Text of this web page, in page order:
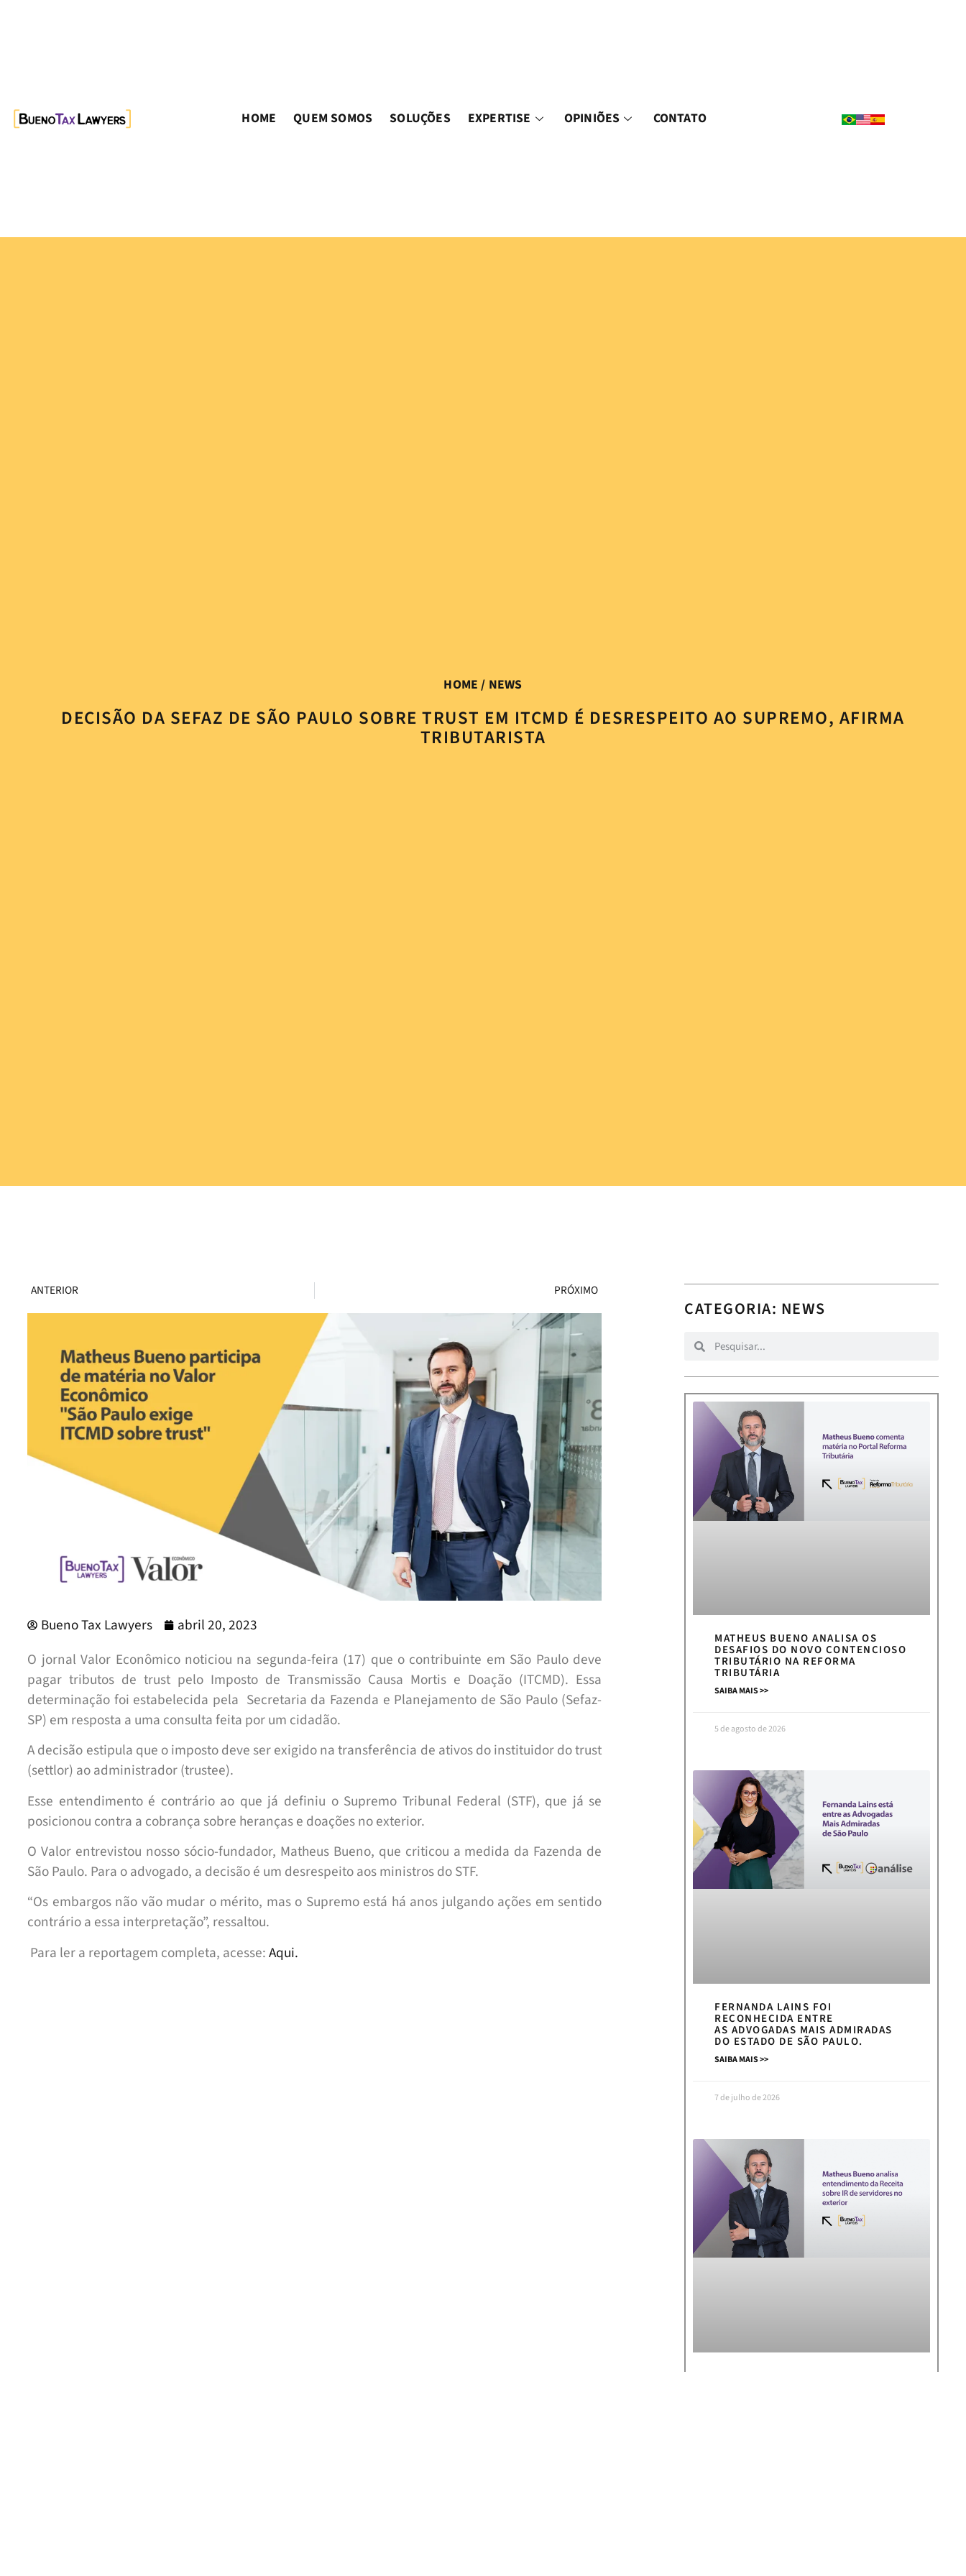
HOME QUEM SOMOS SOLUÇÕES EXPERTISE OPINIÕES CONTATO
HOME / NEWS
DECISÃO DA SEFAZ DE SÃO PAULO SOBRE TRUST EM ITCMD É DESRESPEITO AO SUPREMO, AFIRMA
TRIBUTARISTA
ANTERIOR PRÓXIMO
Bueno Tax Lawyers
abril 20, 2023
O jornal Valor Econômico noticiou na segunda-feira (17) que o contribuinte em São Paulo deve
pagar tributos de trust pelo Imposto de Transmissão Causa Mortis e Doação (ITCMD). Essa
determinação foi estabelecida pela Secretaria da Fazenda e Planejamento de São Paulo (Sefaz-
SP) em resposta a uma consulta feita por um cidadão.
A decisão estipula que o imposto deve ser exigido na transferência de ativos do instituidor do trust
(settlor) ao administrador (trustee).
Esse entendimento é contrário ao que já definiu o Supremo Tribunal Federal (STF), que já se
posicionou contra a cobrança sobre heranças e doações no exterior.
O Valor entrevistou nosso sócio-fundador, Matheus Bueno, que criticou a medida da Fazenda de
São Paulo. Para o advogado, a decisão é um desrespeito aos ministros do STF.
“Os embargos não vão mudar o mérito, mas o Supremo está há anos julgando ações em sentido
contrário a essa interpretação”, ressaltou.
Para ler a reportagem completa, acesse:Aqui.
CATEGORIA: NEWS
MATHEUS BUENO ANALISA OS
DESAFIOS DO NOVO CONTENCIOSO
TRIBUTÁRIO NA REFORMA
TRIBUTÁRIA
SAIBA MAIS >>
5 de agosto de 2026
FERNANDA LAINS FOI
RECONHECIDA ENTRE
AS ADVOGADAS MAIS ADMIRADAS
DO ESTADO DE SÃO PAULO.
SAIBA MAIS >>
7 de julho de 2026